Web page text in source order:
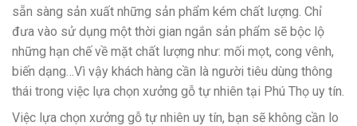
sẵn sàng sản xuất những sản phẩm kém chất lượng. Chỉ
đưa vào sử dụng một thời gian ngắn sản phẩm sẽ bộc lộ
những hạn chế về mặt chất lượng như: mối mọt, cong vênh,
biến dạng…Vì vậy khách hàng cần là người tiêu dùng thông
thái trong việc lựa chọn xưởng gỗ tự nhiên tại Phú Thọ uy tín.
Việc lựa chọn xưởng gỗ tự nhiên uy tín, bạn sẽ không cần lo